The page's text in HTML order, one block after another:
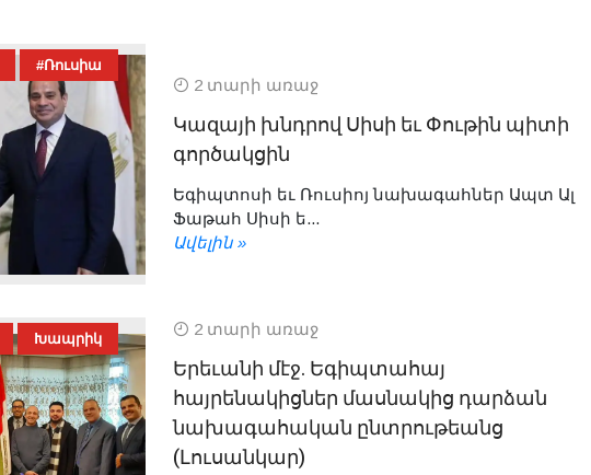
#Ռուսիա
2 տարի առաջ
Կազայի խնդրով Սիսի եւ Փութին պիտի
գործակցին
Եգիպտոսի եւ Ռուսիոյ նախագահներ Ապտ Ալ
Ֆաթահ Սիսի ե...
Ավելին »
Խապրիկ
2 տարի առաջ
Երեւանի մէջ. Եգիպտահայ
հայրենակիցներ մասնակից դարձան
նախագահական ընտրութեանց
(Լուսանկար)